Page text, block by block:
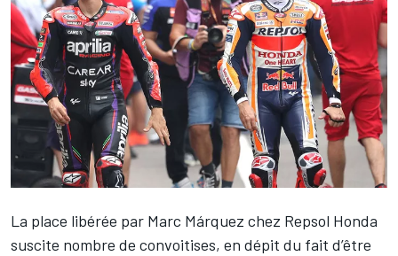
La place libérée par Marc Márquez chez Repsol Honda
suscite nombre de convoitises, en dépit du fait d’être